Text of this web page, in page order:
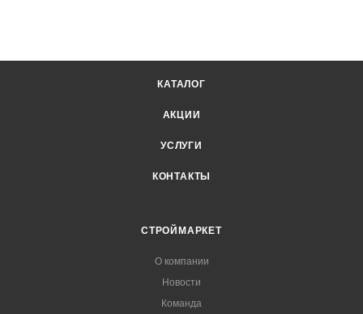
КАТАЛОГ
АКЦИИ
УСЛУГИ
КОНТАКТЫ
СТРОЙМАРКЕТ
О компании
Новости
Команда